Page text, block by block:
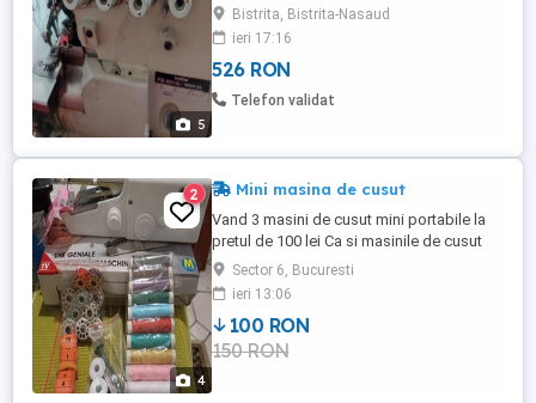
5
Bistrita, Bistrita-Nasaud
ieri 17:16
526 RON
Telefon validat
4
2 Mini masina de cusut
Vand 3 masini de cusut mini portabile la
pretul de 100 lei Ca si masinile de cusut
profesionale, aceasta mini masina are o
pedala pentru controlarea vitezei de
coasere. Coase diferite tipuri de materiale
(bumbac, crep, voal, matase, tricot, stofa,
etc.), oriunde v-ati afla. Mini masina de
Sector 6, Bucuresti
ieri 13:06
100 RON
150 RON